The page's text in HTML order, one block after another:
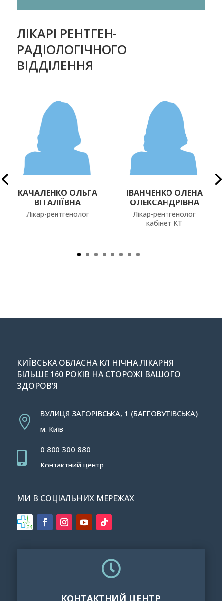
ЛІКАРІ РЕНТГЕН-
РАДІОЛОГІЧНОГО
ВІДДІЛЕННЯ
КАЧАЛЕНКО ОЛЬГА
ВІТАЛІЇВНА
Лікар-рентгенолог
ІВАНЧЕНКО ОЛЕНА
ОЛЕКСАНДРІВНА
Лікар-рентгенолог
кабінет КТ
КИЇВСЬКА ОБЛАСНА КЛІНІЧНА ЛІКАРНЯ
БІЛЬШЕ 160 РОКІВ НА СТОРОЖІ ВАШОГО
ЗДОРОВ’Я

ВУЛИЦЯ ЗАГОРІВСЬКА, 1 (БАГГОВУТІВСЬКА)
м. Київ

0 800 300 880
Контактний центр
МИ В СОЦІАЛЬНИХ МЕРЕЖАХ

КОНТАКТНИЙ ЦЕНТР